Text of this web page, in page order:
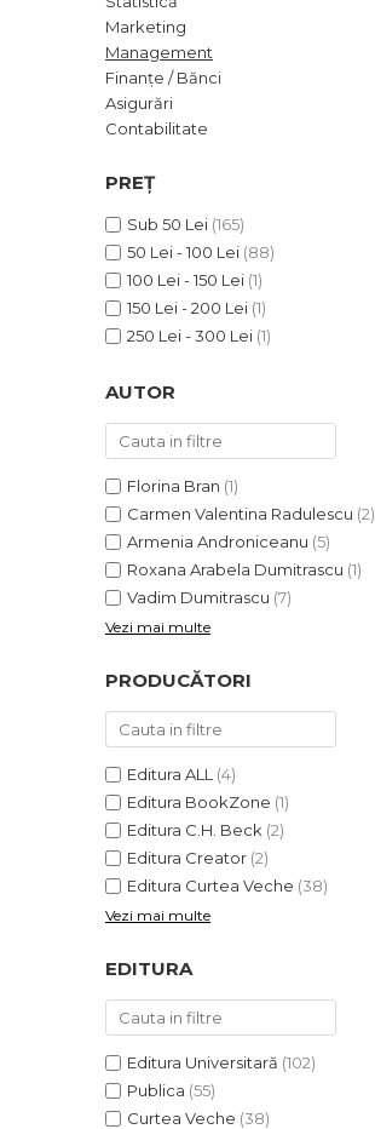
ADMINISTRATIVE
ȘTIINȚE ECONOMICE
ȘTIINȚE EXACTE
EDUCAȚIE FIZICĂ ȘI SPORT
PREUNIVERSITARIA
PACHETE DE STUDIU
PROMOȚIILE LUNII
Cum Cumpăr
Politica de Retur
Formular de Retur
Marketing
Management
Finanțe / Bănci
Asigurări
Contabilitate
PREȚ
Sub 50 Lei (165)
50 Lei - 100 Lei (88)
100 Lei - 150 Lei (1)
150 Lei - 200 Lei (1)
250 Lei - 300 Lei (1)
AUTOR
Florina Bran (1)
Carmen Valentina Radulescu (2)
Armenia Androniceanu (5)
Roxana Arabela Dumitrascu (1)
Vadim Dumitrascu (7)
Vezi mai multe
PRODUCĂTORI
Editura ALL (4)
Editura BookZone (1)
Editura C.H. Beck (2)
Editura Creator (2)
Editura Curtea Veche (38)
Vezi mai multe
EDITURA
Editura Universitară (102)
Publica (55)
Curtea Veche (38)